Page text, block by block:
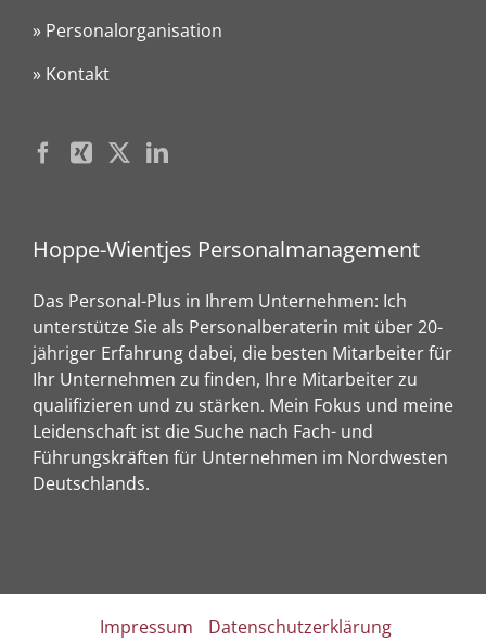
» Personalorganisation
» Kontakt
Hoppe-Wientjes Personalmanagement
Das Personal-Plus in Ihrem Unternehmen: Ich
unterstütze Sie als Personalberaterin mit über 20-
jähriger Erfahrung dabei, die besten Mitarbeiter für
Ihr Unternehmen zu finden, Ihre Mitarbeiter zu
qualifizieren und zu stärken. Mein Fokus und meine
Leidenschaft ist die Suche nach Fach- und
Führungskräften für Unternehmen im Nordwesten
Deutschlands.
Impressum
Datenschutzerklärung